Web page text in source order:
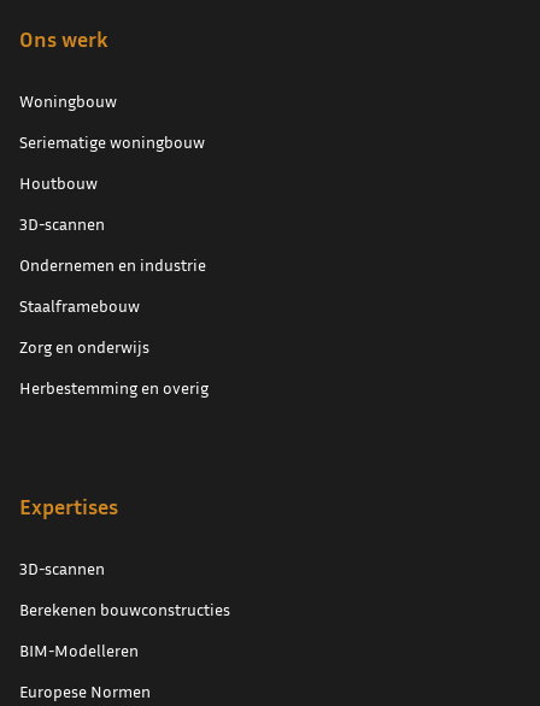
Ons werk
Woningbouw
Seriematige woningbouw
Houtbouw
3D-scannen
Ondernemen en industrie
Staalframebouw
Zorg en onderwijs
Herbestemming en overig
Expertises
3D-scannen
Berekenen bouwconstructies
BIM-Modelleren
Europese Normen